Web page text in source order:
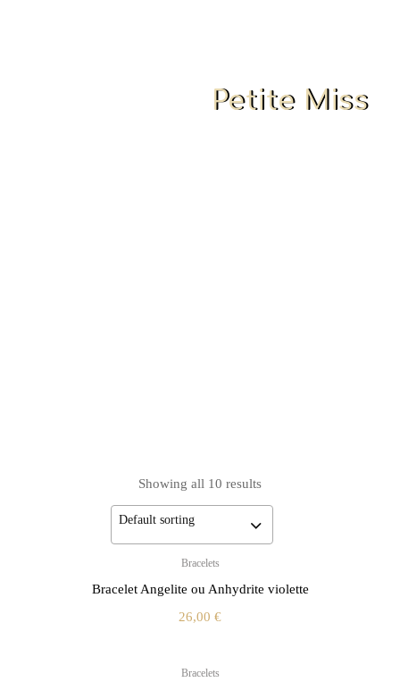
Petite Miss
Showing all 10 results
Default sorting
Bracelets
Bracelet Angelite ou Anhydrite violette
26,00 €
Bracelets